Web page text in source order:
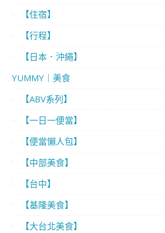
【住宿】
【行程】
【日本．沖繩】
YUMMY｜美食
【ABV系列】
【一日一便當】
【便當懶人包】
【中部美食】
【台中】
【基隆美食】
【大台北美食】